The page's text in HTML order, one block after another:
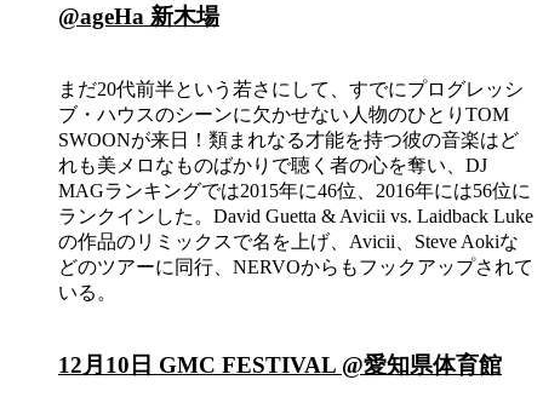
@ageHa 新木場
まだ20代前半という若さにして、すでにプログレッシ
ブ・ハウスのシーンに欠かせない人物のひとりTOM
SWOONが来日！類まれなる才能を持つ彼の音楽はど
れも美メロなものばかりで聴く者の心を奪い、DJ
MAGランキングでは2015年に46位、2016年には56位に
ランクインした。David Guetta & Avicii vs. Laidback Luke
の作品のリミックスで名を上げ、Avicii、Steve Aokiな
どのツアーに同行、NERVOからもフックアップされて
いる。
12月10日 GMC FESTIVAL @愛知県体育館